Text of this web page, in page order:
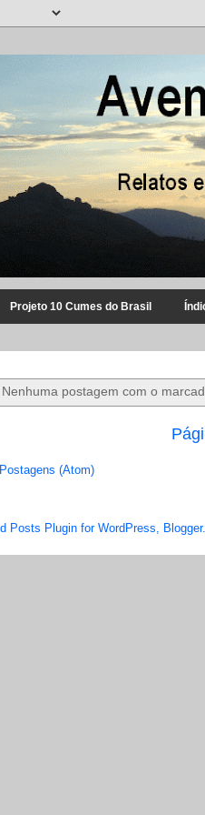
Projeto 10 Cumes do Brasil
Nenhuma postagem com o
Postagens (Atom)